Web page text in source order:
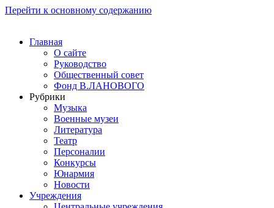
Перейти к основному содержанию
Главная
О сайте
Руководство
Общественный совет
Фонд В.ЛАНОВОГО
Рубрики
Музыка
Военные музеи
Литература
Театр
Персоналии
Конкурсы
Юнармия
Новости
Учреждения